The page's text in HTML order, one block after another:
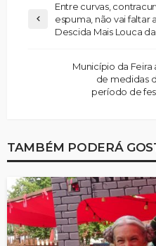
Entre curvas,
espuma, não vai faltar
Descida Mais Louca
Município da
de medidas
período de
TAMBÉM PODERÁ